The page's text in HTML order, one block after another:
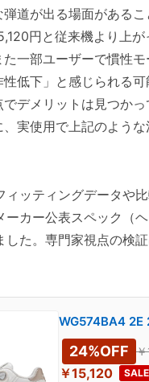
道が出る場面がある
円と従来機より上が
た一部ユーザーで慣性
性低下」と感じられる可
デメリットは見つかっ
、実使用で上記のような
ィッティングデータや
ーカー公表スペック（
した。専門家視点の検
WG574BA4 2E
￥15,120 SALE
24%OFF